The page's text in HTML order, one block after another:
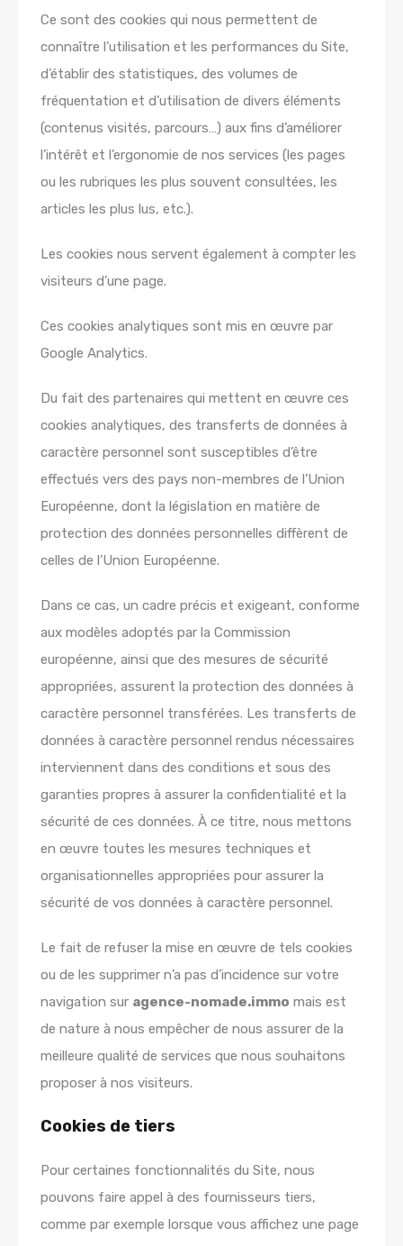
Ce sont des cookies qui nous permettent de
connaître l’utilisation et les performances du Site,
d’établir des statistiques, des volumes de
fréquentation et d’utilisation de divers éléments
(contenus visités, parcours…) aux fins d’améliorer
l’intérêt et l’ergonomie de nos services (les pages
ou les rubriques les plus souvent consultées, les
articles les plus lus, etc.).
Les cookies nous servent également à compter les
visiteurs d’une page.
Ces cookies analytiques sont mis en œuvre par
Google Analytics.
Du fait des partenaires qui mettent en œuvre ces
cookies analytiques, des transferts de données à
caractère personnel sont susceptibles d’être
effectués vers des pays non-membres de l’Union
Européenne, dont la législation en matière de
protection des données personnelles diffèrent de
celles de l’Union Européenne.
Dans ce cas, un cadre précis et exigeant, conforme
aux modèles adoptés par la Commission
européenne, ainsi que des mesures de sécurité
appropriées, assurent la protection des données à
caractère personnel transférées. Les transferts de
données à caractère personnel rendus nécessaires
interviennent dans des conditions et sous des
garanties propres à assurer la confidentialité et la
sécurité de ces données. À ce titre, nous mettons
en œuvre toutes les mesures techniques et
organisationnelles appropriées pour assurer la
sécurité de vos données à caractère personnel.
Le fait de refuser la mise en œuvre de tels cookies
ou de les supprimer n’a pas d’incidence sur votre
navigation sur agence-nomade.immo mais est
de nature à nous empêcher de nous assurer de la
meilleure qualité de services que nous souhaitons
proposer à nos visiteurs.
Cookies de tiers
Pour certaines fonctionnalités du Site, nous
pouvons faire appel à des fournisseurs tiers,
comme par exemple lorsque vous affichez une page